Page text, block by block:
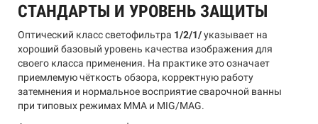
СТАНДАРТЫ И УРОВЕНЬ ЗАЩИТЫ
Оптический класс светофильтра 1/2/1/указывает на
хороший базовый уровень качества изображения для
своего класса применения. На практике это означает
приемлемую чёткость обзора, корректную работу
затемнения и нормальное восприятие сварочной ванны
при типовых режимах MMA и MIG/MAG.